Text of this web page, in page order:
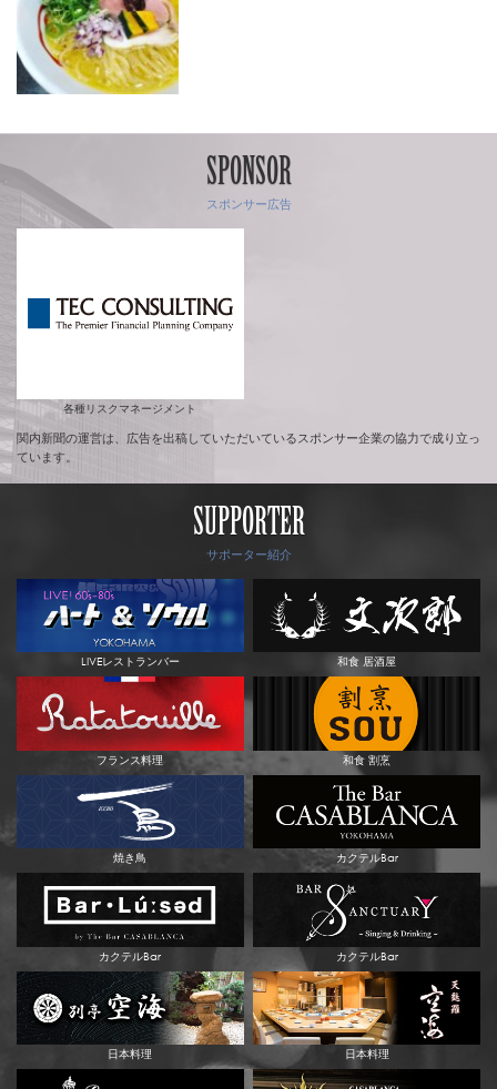
SPONSOR
スポンサー広告
各種リスクマネージメント
関内新聞の運営は、広告を出稿していただいているスポンサー企業の協力で成り立っ
ています。
SUPPORTER
サポーター紹介
LIVEレストランバー 和食 居酒屋
フランス料理 和食 割烹
焼き鳥 カクテルBar
カクテルBar カクテルBar
日本料理 日本料理